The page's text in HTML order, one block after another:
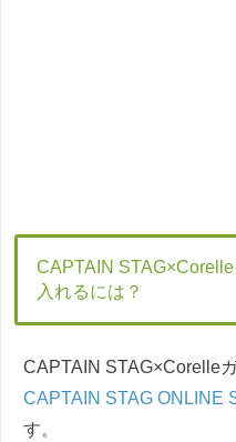
CAPTAIN
入れるには？
CAPTAIN STAG×Corelle
CAPTAIN STAG ONLINE
す。